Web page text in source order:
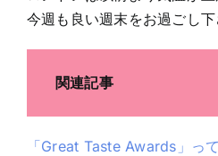
今週も良い週末をお過ごし下
関連記事
「Great Taste Awards」っ